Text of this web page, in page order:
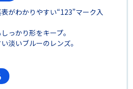
表がわかりやすい“123”マーク入
っかり形をキープ。
淡いブルーのレンズ。